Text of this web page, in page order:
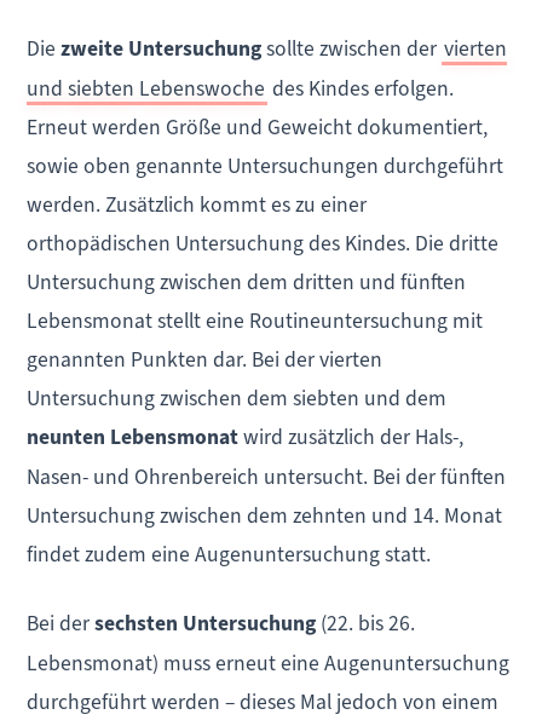
Diezweite Untersuchungsollte zwischen der vierten
und siebten Lebenswoche des Kindes erfolgen.
Erneut werden Größe und Geweicht dokumentiert,
sowie oben genannte Untersuchungen durchgeführt
werden. Zusätzlich kommt es zu einer
orthopädischen Untersuchung des Kindes. Die dritte
Untersuchung zwischen dem dritten und fünften
Lebensmonat stellt eine Routineuntersuchung mit
genannten Punkten dar. Bei der vierten
Untersuchung zwischen dem siebten und dem
neunten Lebensmonatwird zusätzlich der Hals-,
Nasen- und Ohrenbereich untersucht. Bei der fünften
Untersuchung zwischen dem zehnten und 14. Monat
findet zudem eine Augenuntersuchung statt.
Bei dersechsten Untersuchung (22. bis 26.
Lebensmonat) muss erneut eine Augenuntersuchung
durchgeführt werden – dieses Mal jedoch von einem